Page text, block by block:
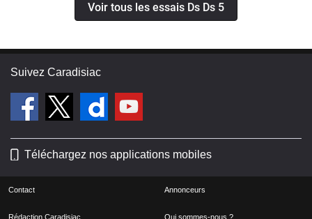
Voir tous les essais Ds Ds 5
Suivez Caradisiac
Téléchargez nos applications mobiles
Contact Annonceurs
Rédaction Caradisiac Qui sommes-nous ?